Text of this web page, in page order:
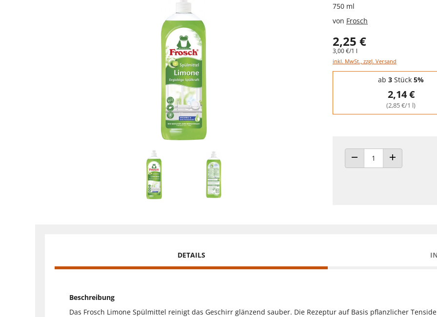
750 ml
von Frosch
2,25 €
3,00 €/1 l
inkl. MwSt., zzgl. Versand
Staffelpreise - Mengenrabatt
ab 3 Stück 5%
2,14 €
(2,85 €/1 l)
ANZAHL VERRINGERNANZAHL ERHÖHEN
DETAILS
Beschreibung
Das Frosch Limone Spülmittel reinigt das Geschirr glänzend sauber. Die Rezeptur auf Basis pflanzlicher